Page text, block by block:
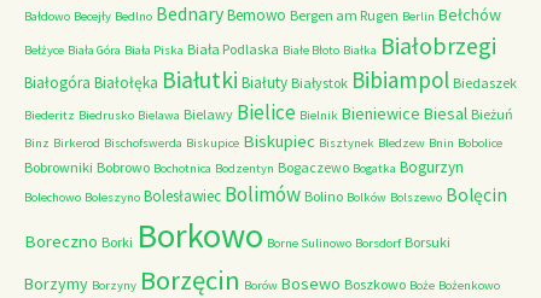
Bałdowo Becejły Bedlno BednaryBemowo Bergen am Rugen Berlin Bełchów
Bełżyce Biała Góra Biała Piska Biała Podlaska Białe Błoto Białka Białobrzegi
Białogóra Białołęka Białutki Białuty Białystok Bibiampol Biedaszek
Biederitz Biedrusko Bielawa Bielawy Bielice Bielnik Bieniewice Biesal Bieżuń
Binz Birkerod Bischofswerda Biskupice Biskupiec Bisztynek Bledzew Bnin Bobolice
Bobrowniki Bobrowo Bochotnica Bodzentyn Bogaczewo Bogatka Bogurzyn
Bolechowo Boleszyno Bolesławiec Bolimów Bolino Bolków Bolszewo Bolęcin
Boreczno Borki Borkowo Borne Sulinowo Borsdorf Borsuki
Borzymy Borzyny Borzęcin Borów Bosewo Boszkowo Boże Bożenkowo